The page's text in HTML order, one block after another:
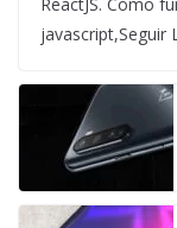
javascript,Seguir